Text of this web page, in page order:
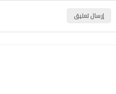
إرسال تعليق